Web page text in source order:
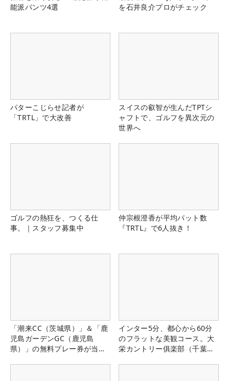
能派パンツ4選
を石井良介プロがチェック
パターこじらせ記者が
「TRTL」で大改善
スイスの叡智が生んだTPTシ
ャフトで、ゴルフを異次元の
世界へ
ゴルフの熱狂を、つくる仕
事。｜スタッフ募集中
仲宗根澄香が平均パット数
『TRTL』で6人抜き！
「潮来CC（茨城県）」＆「鹿
児島ガーデンGC（鹿児島
県）」の無料プレー券が当た
インター5分、都心から60分
のフラットな美観コース。大
栄カントリー俱楽部（千葉